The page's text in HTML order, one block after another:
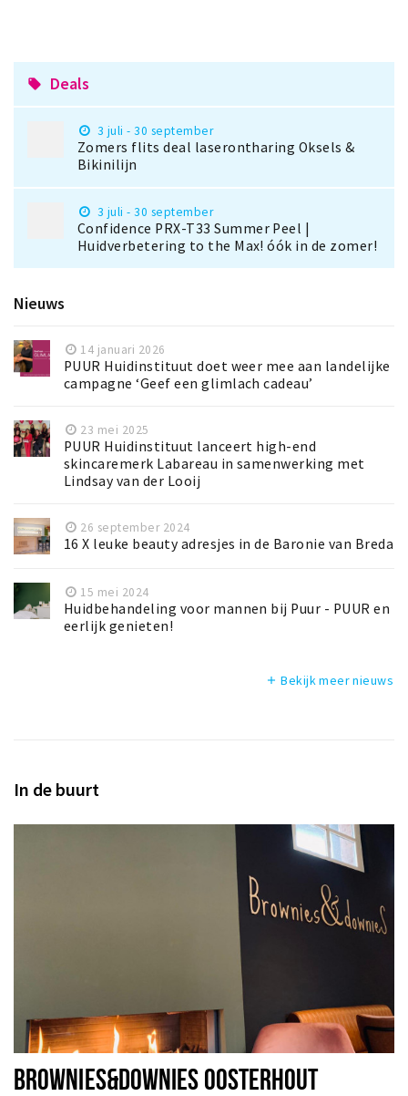
local_offer Deals
3 juli - 30 september
Zomers flits deal laserontharing Oksels &
Bikinilijn
3 juli - 30 september
Confidence PRX-T33 Summer Peel |
Huidverbetering to the Max! óók in de zomer!
Nieuws
14 januari 2026
PUUR Huidinstituut doet weer mee aan landelijke
campagne ‘Geef een glimlach cadeau’
23 mei 2025
PUUR Huidinstituut lanceert high-end
skincaremerk Labareau in samenwerking met
Lindsay van der Looij
26 september 2024
16 X leuke beauty adresjes in de Baronie van Breda
15 mei 2024
Huidbehandeling voor mannen bij Puur - PUUR en
eerlijk genieten!
add Bekijk meer nieuws
In de buurt
BROWNIES&DOWNIES OOSTERHOUT